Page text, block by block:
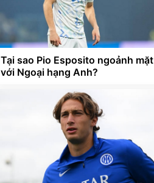
Tại sao Pio Esposito ngoảnh mặt
với Ngoại hạng Anh?